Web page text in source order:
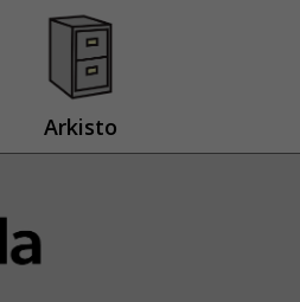
Arkisto